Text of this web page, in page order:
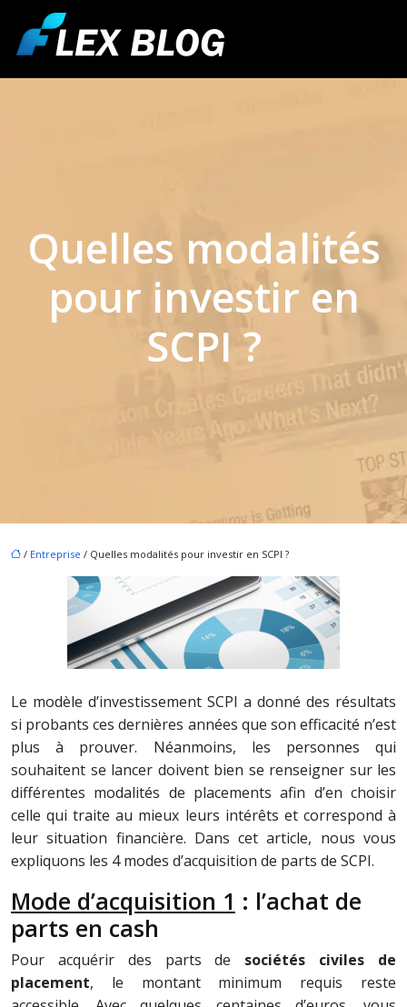
Quelles modalités
pour investir en
SCPI ?
/ Entreprise / Quelles modalités pour investir en SCPI ?
Le modèle d’investissement SCPI a donné des résultats
si probants ces dernières années que son efficacité n’est
plus à prouver. Néanmoins, les personnes qui
souhaitent se lancer doivent bien se renseigner sur les
différentes modalités de placements afin d’en choisir
celle qui traite au mieux leurs intérêts et correspond à
leur situation financière. Dans cet article, nous vous
expliquons les 4 modes d’acquisition de parts de SCPI.
Mode d’acquisition 1 : l’achat de
parts en cash
Pour acquérir des parts de sociétés civiles de
placement, le montant minimum requis reste